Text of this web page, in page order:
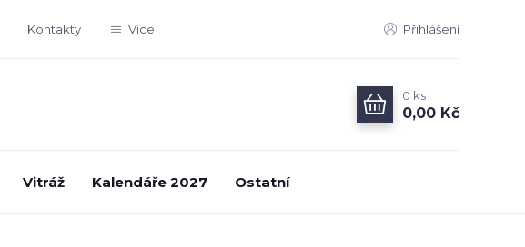
Kontakty Více Přihlášení
0 ks
0,00 Kč
Vitráž Kalendáře 2027 Ostatní